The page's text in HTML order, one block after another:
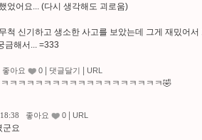
었어요... (다시 생각해도 괴로움)
척 신기하고 생소한 사고를 보았는데 그게 재밌어
금해서... =333
좋아요 0 댓글달기 URL
ㅋㅋㅋㅋㅋㅋㅋㅋㅋㅋㅋㅋㅋㅋㅋㅋㅋㅋ🤣
좋아요 0 URL
군요